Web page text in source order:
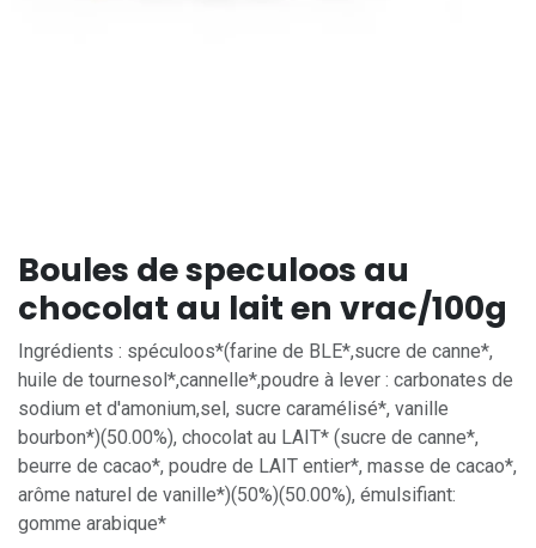
Boules de speculoos au
chocolat au lait en vrac/100g
Ingrédients : spéculoos*(farine de BLE*,sucre de canne*,
huile de tournesol*,cannelle*,poudre à lever : carbonates de
sodium et d'amonium,sel, sucre caramélisé*, vanille
bourbon*)(50.00%), chocolat au LAIT* (sucre de canne*,
beurre de cacao*, poudre de LAIT entier*, masse de cacao*,
arôme naturel de vanille*)(50%)(50.00%), émulsifiant:
gomme arabique*